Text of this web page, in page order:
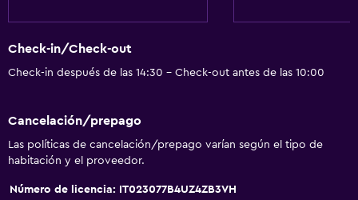
Check-in/Check-out
Check-in después de las 14:30 - Check-out antes de las 10:00
Cancelación/prepago
Las políticas de cancelación/prepago varían según el tipo de
habitación y el proveedor.
Número de licencia: IT023077B4UZ4ZB3VH